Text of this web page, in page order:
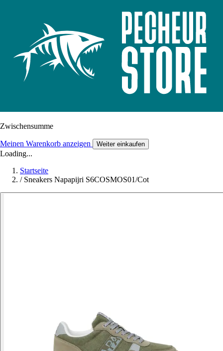
Zwischensumme
Meinen Warenkorb anzeigen Weiter einkaufen
Loading...
Startseite
/ Sneakers Napapijri S6COSMOS01/Cot